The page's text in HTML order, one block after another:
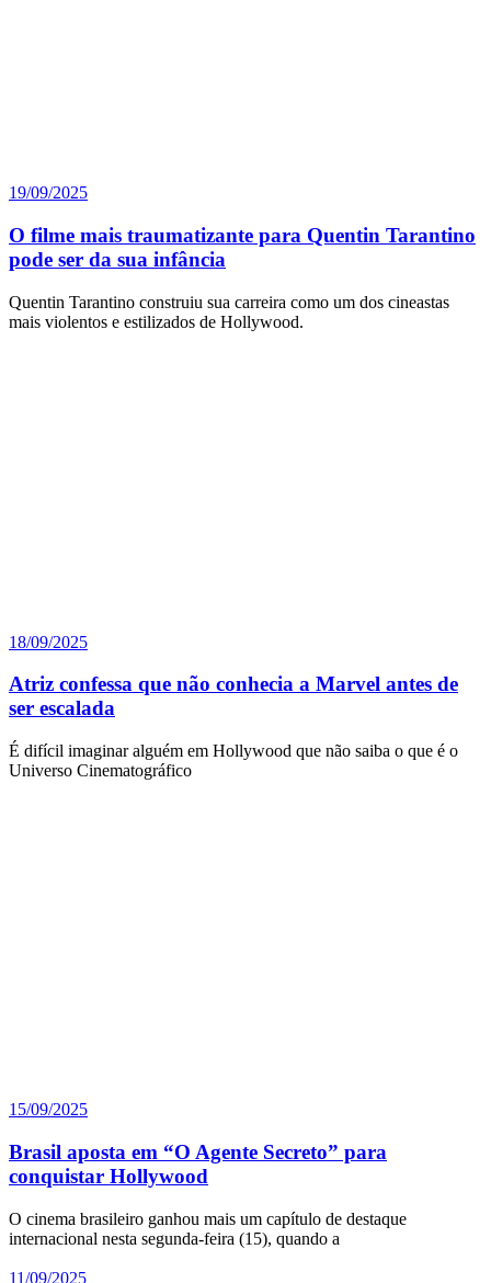
19/09/2025
O filme mais traumatizante para Quentin Tarantino
pode ser da sua infância
Quentin Tarantino construiu sua carreira como um dos cineastas
mais violentos e estilizados de Hollywood.
18/09/2025
Atriz confessa que não conhecia a Marvel antes de
ser escalada
É difícil imaginar alguém em Hollywood que não saiba o que é o
Universo Cinematográfico
15/09/2025
Brasil aposta em “O Agente Secreto” para
conquistar Hollywood
O cinema brasileiro ganhou mais um capítulo de destaque
internacional nesta segunda-feira (15), quando a
11/09/2025